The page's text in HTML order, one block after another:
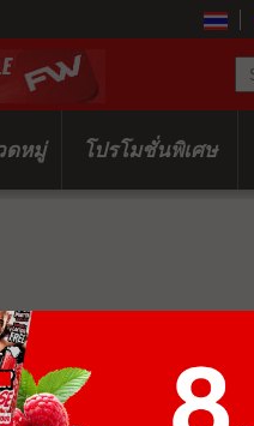
ดหมู่ โปรโมชั่นพิเศษ